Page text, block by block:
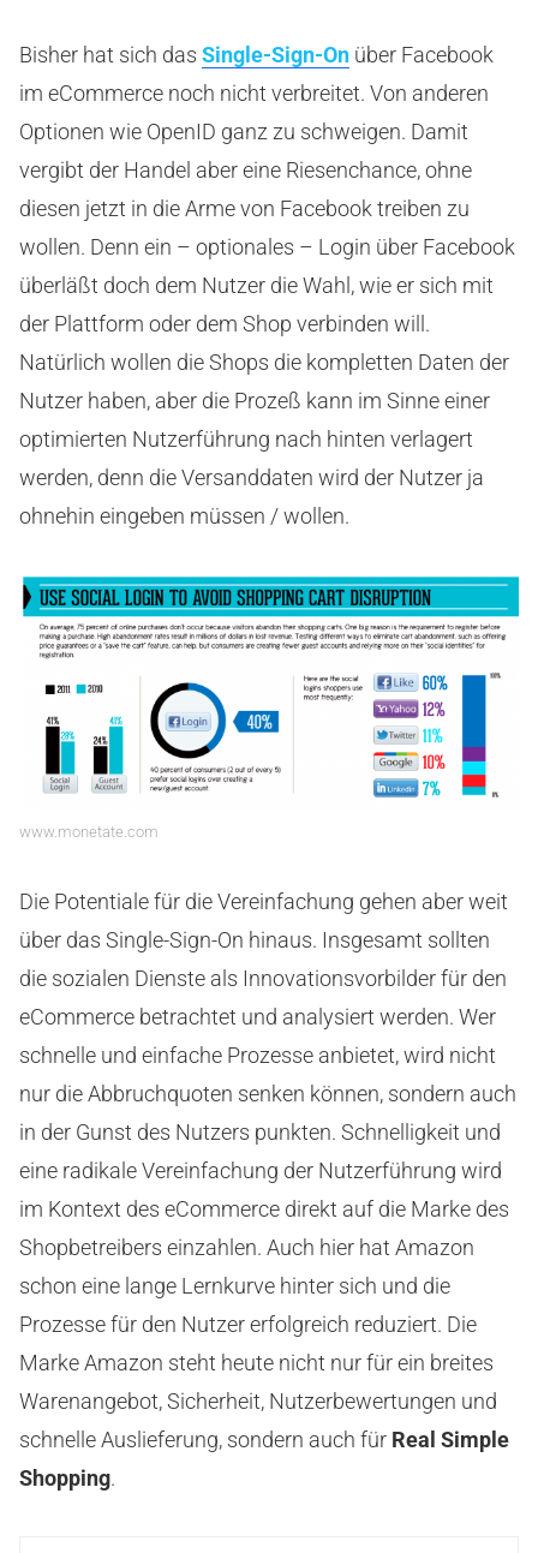
Bisher hat sich das Single-Sign-On über Facebook
im eCommerce noch nicht verbreitet. Von anderen
Optionen wie OpenID ganz zu schweigen. Damit
vergibt der Handel aber eine Riesenchance, ohne
diesen jetzt in die Arme von Facebook treiben zu
wollen. Denn ein – optionales – Login über Facebook
überläßt doch dem Nutzer die Wahl, wie er sich mit
der Plattform oder dem Shop verbinden will.
Natürlich wollen die Shops die kompletten Daten der
Nutzer haben, aber die Prozeß kann im Sinne einer
optimierten Nutzerführung nach hinten verlagert
werden, denn die Versanddaten wird der Nutzer ja
ohnehin eingeben müssen / wollen.
www.monetate.com
Die Potentiale für die Vereinfachung gehen aber weit
über das Single-Sign-On hinaus. Insgesamt sollten
die sozialen Dienste als Innovationsvorbilder für den
eCommerce betrachtet und analysiert werden. Wer
schnelle und einfache Prozesse anbietet, wird nicht
nur die Abbruchquoten senken können, sondern auch
in der Gunst des Nutzers punkten. Schnelligkeit und
eine radikale Vereinfachung der Nutzerführung wird
im Kontext des eCommerce direkt auf die Marke des
Shopbetreibers einzahlen. Auch hier hat Amazon
schon eine lange Lernkurve hinter sich und die
Prozesse für den Nutzer erfolgreich reduziert. Die
Marke Amazon steht heute nicht nur für ein breites
Warenangebot, Sicherheit, Nutzerbewertungen und
schnelle Auslieferung, sondern auch für Real Simple
Shopping.